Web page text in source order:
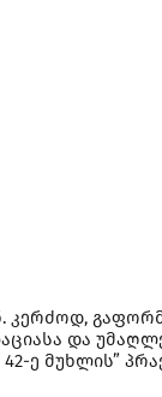
კერძოდ,
და
ე მუხლის”